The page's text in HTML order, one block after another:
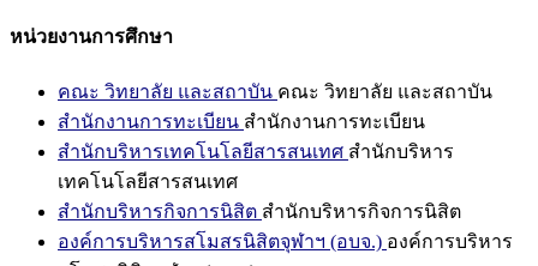
หน่วยงานการศึกษา
คณะ วิทยาลัย และสถาบัน คณะ วิทยาลัย และสถาบัน
สำนักงานการทะเบียน สำนักงานการทะเบียน
สำนักบริหารเทคโนโลยีสารสนเทศ สำนักบริหาร
เทคโนโลยีสารสนเทศ
สำนักบริหารกิจการนิสิต สำนักบริหารกิจการนิสิต
องค์การบริหารสโมสรนิสิตจุฬาฯ (อบจ.) องค์การบริหาร